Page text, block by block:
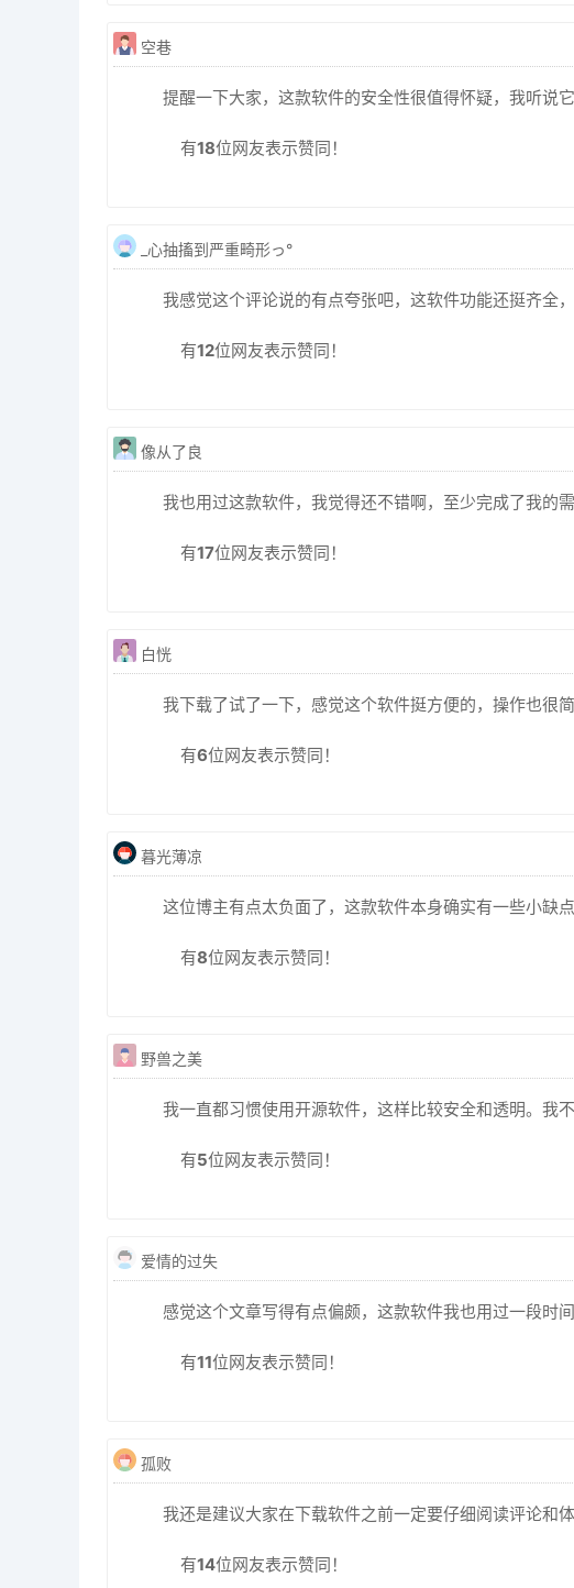
空巷
提醒一下大家，这款软件的安全性很值得怀疑，我听说
有18位网友表示赞同！
_心抽搐到严重畸形っ°
我感觉这个评论说的有点夸张吧，这软件功能还挺齐
有12位网友表示赞同！
像从了良
我也用过这款软件，我觉得还不错啊，至少完成了我的
有17位网友表示赞同！
白恍
我下载了试了一下，感觉这个软件挺方便的，操作也很
有6位网友表示赞同！
暮光薄凉
这位博主有点太负面了，这款软件本身确实有一些小
有8位网友表示赞同！
野兽之美
我一直都习惯使用开源软件，这样比较安全和透明。我
有5位网友表示赞同！
爱情的过失
感觉这个文章写得有点偏颇，这款软件我也用过一段时
有11位网友表示赞同！
孤败
我还是建议大家在下载软件之前一定要仔细阅读评论和
有14位网友表示赞同！